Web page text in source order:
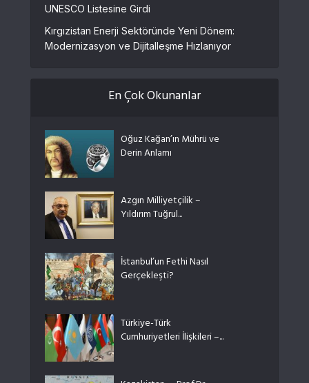
UNESCO Listesine Girdi
Kırgızistan Enerji Sektöründe Yeni Dönem:
Modernizasyon ve Dijitalleşme Hızlanıyor
En Çok Okunanlar
Oğuz Kağan’ın Mührü ve
Derin Anlamı
Azgın Milliyetçilik –
Yıldırım Tuğrul...
İstanbul’un Fethi Nasıl
Gerçekleşti?
Türkiye-Türk
Cumhuriyetleri İlişkileri –...